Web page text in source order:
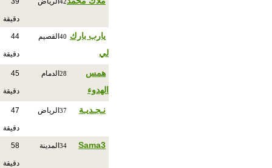
دقيقة
يارب بارك
لي
40 القصيم 44
دقيقة
همس
الهدوء
28 الدمام 45
دقيقة
نـجـديـة 37 الرياض 47
دقيقة
Sama3
34 المدينة 58
دقيقة